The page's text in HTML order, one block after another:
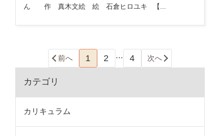
ん 作 真木文絵 絵 石倉ヒロユキ 【...
前へ 1 2 … 4 次へ
カテゴリ
カリキュラム